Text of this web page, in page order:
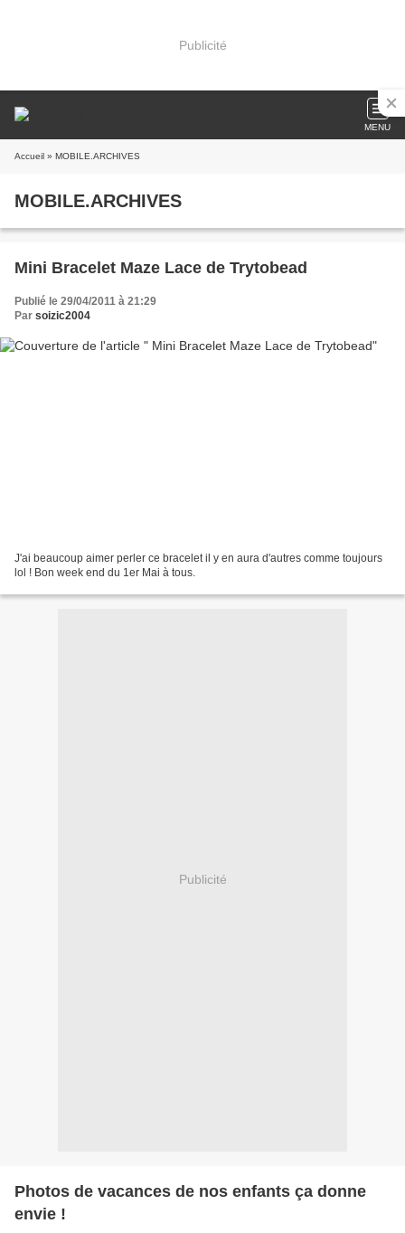
Publicité
MENU
Accueil » MOBILE.ARCHIVES
MOBILE.ARCHIVES
Mini Bracelet Maze Lace de Trytobead
Publié le 29/04/2011 à 21:29
Par soizic2004
J'ai beaucoup aimer perler ce bracelet il y en aura d'autres comme toujours
lol ! Bon week end du 1er Mai à tous.
Publicité
Photos de vacances de nos enfants ça donne
envie !